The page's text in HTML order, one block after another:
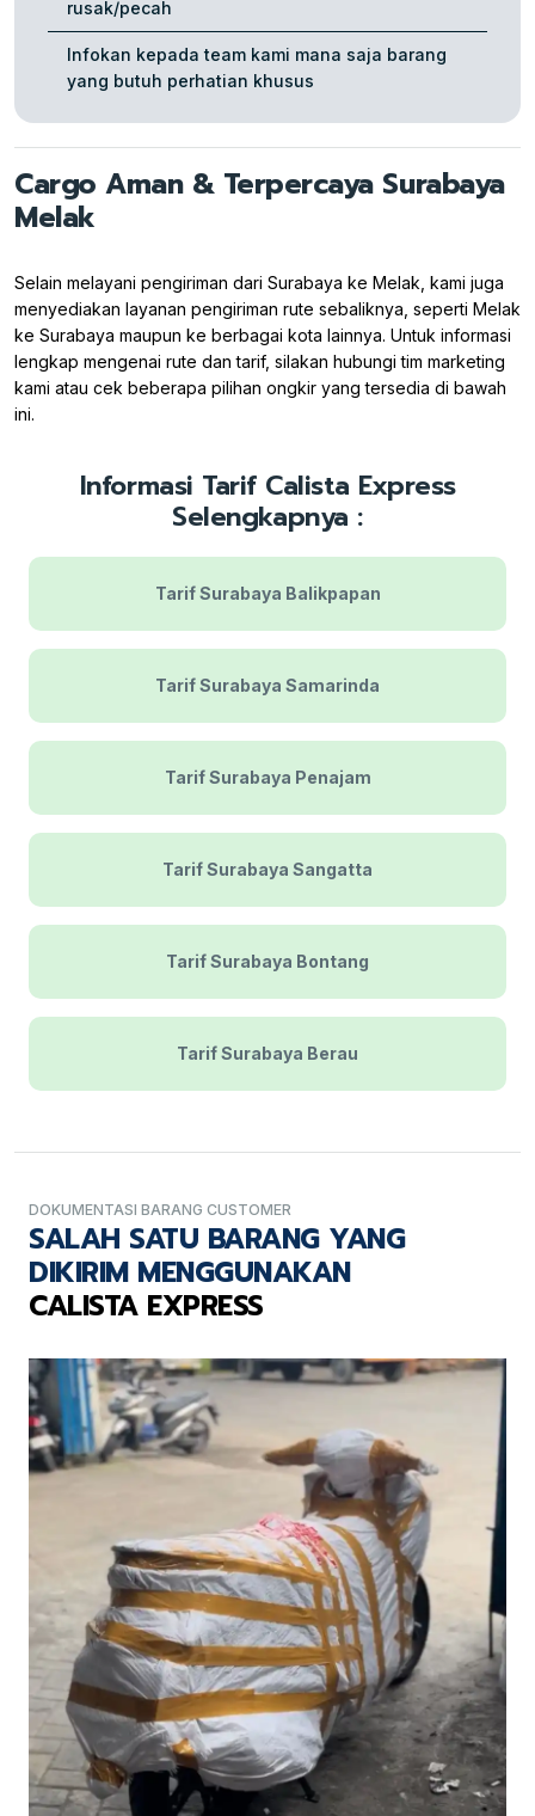
rusak/pecah
Infokan kepada team kami mana saja barang
yang butuh perhatian khusus
Cargo Aman & Terpercaya Surabaya
Melak
Selain melayani pengiriman dari Surabaya ke Melak, kami juga
menyediakan layanan pengiriman rute sebaliknya, seperti Melak
ke Surabaya maupun ke berbagai kota lainnya. Untuk informasi
lengkap mengenai rute dan tarif, silakan hubungi tim marketing
kami atau cek beberapa pilihan ongkir yang tersedia di bawah
ini.
Informasi Tarif Calista Express
Selengkapnya :
Tarif Surabaya Balikpapan
Tarif Surabaya Samarinda
Tarif Surabaya Penajam
Tarif Surabaya Sangatta
Tarif Surabaya Bontang
Tarif Surabaya Berau
DOKUMENTASI BARANG CUSTOMER
SALAH SATU BARANG YANG
DIKIRIM MENGGUNAKAN
CALISTA EXPRESS